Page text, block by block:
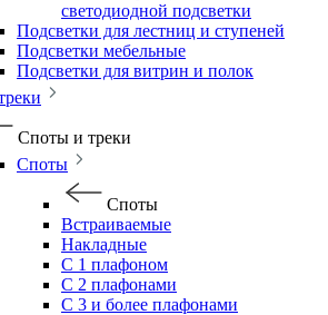
светодиодной подсветки
Подсветки для лестниц и ступеней
Подсветки мебельные
Подсветки для витрин и полок
Споты и треки
Споты
Споты
Встраиваемые
Накладные
С 1 плафоном
С 2 плафонами
С 3 и более плафонами